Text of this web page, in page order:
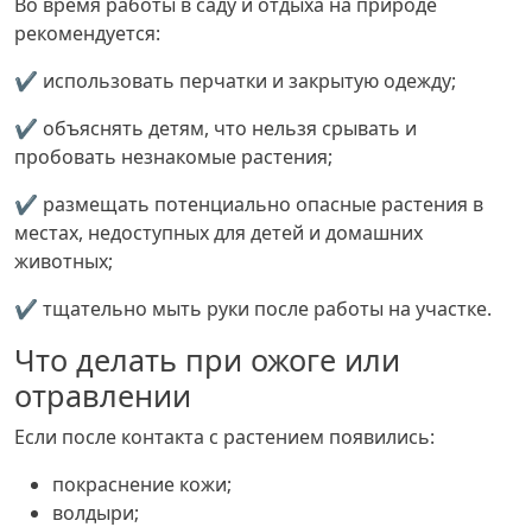
рекомендуется:
✔ использовать перчатки и закрытую одежду;
✔ объяснять детям, что нельзя срывать и
пробовать незнакомые растения;
✔ размещать потенциально опасные растения в
местах, недоступных для детей и домашних
животных;
✔ тщательно мыть руки после работы на участке.
Что делать при ожоге или
отравлении
Если после контакта с растением появились:
покраснение кожи;
волдыри;